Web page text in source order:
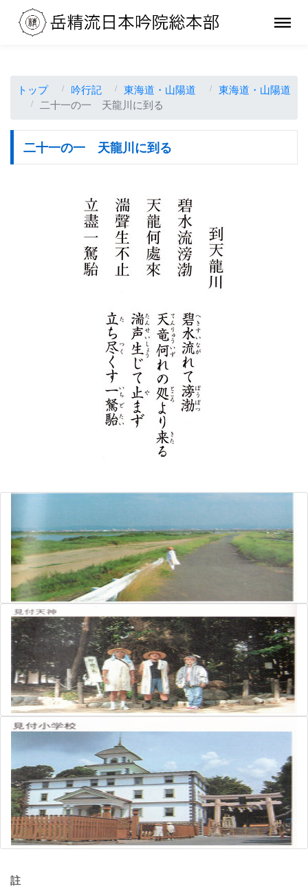
トップ 吟行記 東海道・山陽道
東海道・山陽道
二十一の一 天龍川に到る
二十一の一 天龍川に到る
註